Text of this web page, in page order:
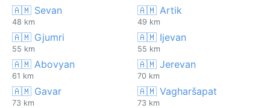
🇦🇲 Sevan
48 km
🇦🇲 Artik
49 km
🇦🇲 Gjumri
55 km
🇦🇲 Ijevan
55 km
🇦🇲 Abovyan
61 km
🇦🇲 Jerevan
70 km
🇦🇲 Gavar
73 km
🇦🇲 Vagharšapat
73 km